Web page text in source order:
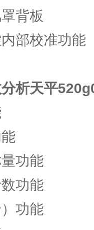
背板
部校准功能
析天平
功能
功能
功能